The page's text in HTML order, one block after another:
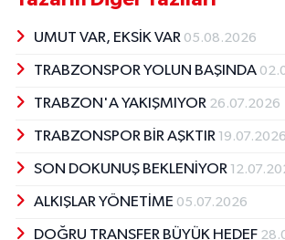
UMUT VAR, EKSİK VAR 05.08.2026
TRABZONSPOR YOLUN BAŞINDA
TRABZON'A YAKIŞMIYOR 26.07.2026
TRABZONSPOR BİR AŞKTIR 19.07.2026
SON DOKUNUŞ BEKLENİYOR
ALKIŞLAR YÖNETİME 05.07.2026
DOĞRU TRANSFER BÜYÜK HEDEF